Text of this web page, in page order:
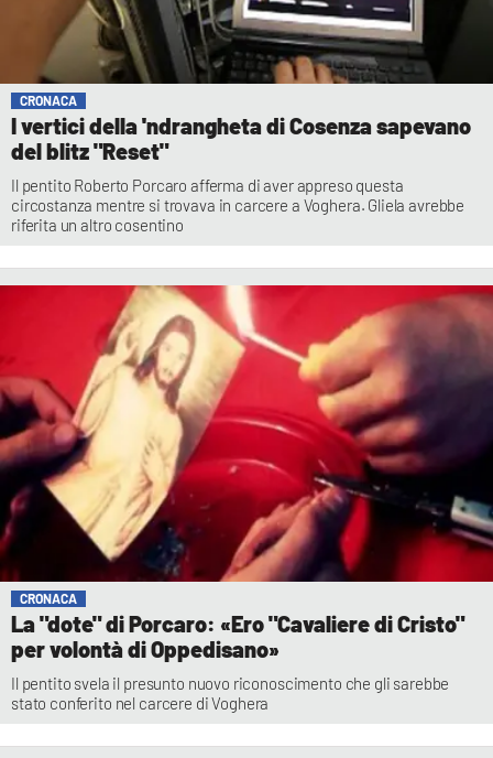
CRONACA
I vertici della 'ndrangheta di Cosenza sapevano
del blitz "Reset"
Il pentito Roberto Porcaro afferma di aver appreso questa
circostanza mentre si trovava in carcere a Voghera. Gliela avrebbe
riferita un altro cosentino
CRONACA
La "dote" di Porcaro: «Ero "Cavaliere di Cristo"
per volontà di Oppedisano»
Il pentito svela il presunto nuovo riconoscimento che gli sarebbe
stato conferito nel carcere di Voghera